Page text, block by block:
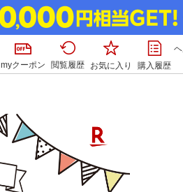
myクーポン 閲覧履歴 お気に入り 購入履歴